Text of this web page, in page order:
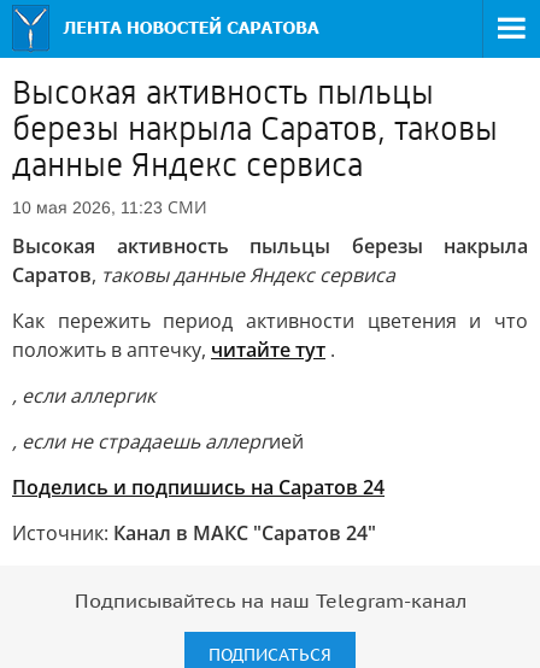
Высокая активность пыльцы
березы накрыла Саратов, таковы
данные Яндекс сервиса
10 мая 2026, 11:23 СМИ
Высокая активность пыльцы березы накрыла
Саратов, таковы данные Яндекс сервиса
Как пережить период активности цветения и что
положить в аптечку, читайте тут .
, если аллергик
, если не страдаешь аллергией
Поделись и подпишись на Саратов 24
Источник: Канал в МАКС "Саратов 24"
Подписывайтесь на наш Telegram-канал
ПОДПИСАТЬСЯ